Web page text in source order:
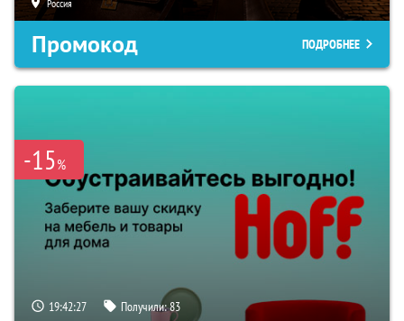
Россия
Промокод ПОДРОБНЕЕ
-15%
19:42:26 Получили:83